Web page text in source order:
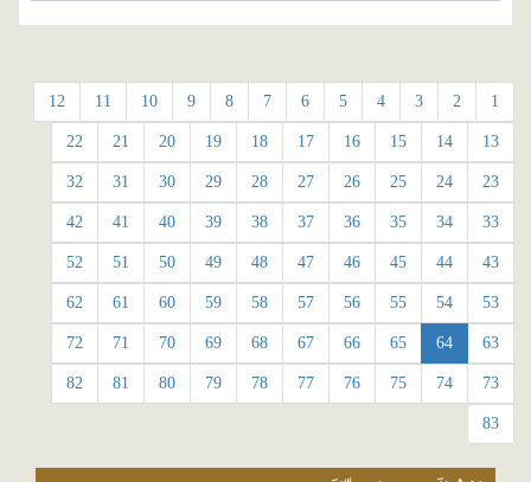
1
2
3
4
5
6
7
8
9
10
11
12
13
14
15
16
17
18
19
20
21
22
23
24
25
26
27
28
29
30
31
32
33
34
35
36
37
38
39
40
41
42
43
44
45
46
47
48
49
50
51
52
53
54
55
56
57
58
59
60
61
62
63
64
65
66
67
68
69
70
71
72
73
74
75
76
77
78
79
80
81
82
83